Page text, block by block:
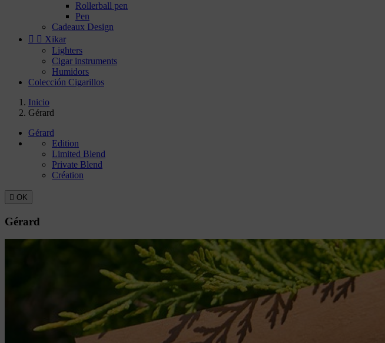
Rollerball pen
Pen
Cadeaux Design
  Xikar
Lighters
Cigar instruments
Humidors
Colección Cigarillos
Inicio
Gérard
Gérard
Edition
Limited Blend
Private Blend
Création
 OK
Gérard